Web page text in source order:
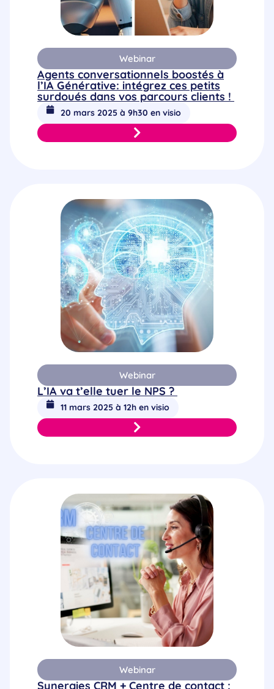
Webinar
Agents conversationnels boostés à
l’IA Générative: intégrez ces petits
surdoués dans vos parcours clients !
20 mars 2025 à 9h30 en visio
Webinar
L’IA va t’elle tuer le NPS ?
11 mars 2025 à 12h en visio
Webinar
Synergies CRM + Centre de contact :